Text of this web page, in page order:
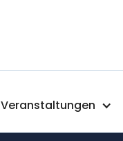
Veranstaltungen